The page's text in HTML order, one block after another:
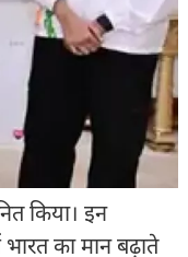
किया। इन
का मान बढ़ाते